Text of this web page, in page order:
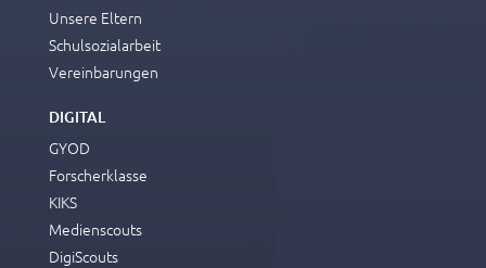
Unsere Eltern
Schulsozialarbeit
Vereinbarungen
DIGITAL
GYOD
Forscherklasse
KIKS
Medienscouts
DigiScouts